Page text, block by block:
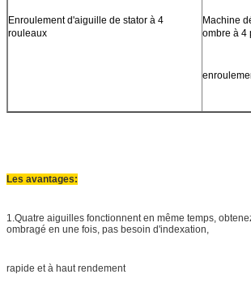
Enroulement d'aiguille de stator à 4
rouleaux
Machine
ombre à 4
Les avantages:
1.Quatre aiguilles fonctionnent en même temps,
ombragé en une fois, pas besoin d'indexation,
rapide et à haut rendement